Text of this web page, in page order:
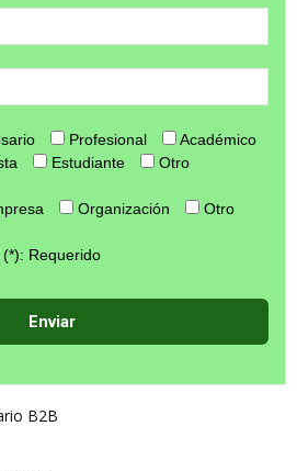
Profesional
Académico
Estudiante Otro
Organización Otro
(*): Requerido